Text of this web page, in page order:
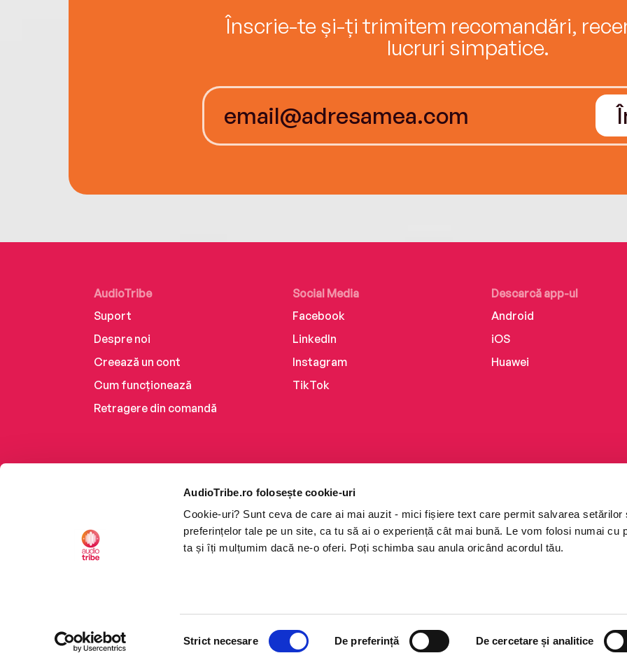
AudioTribe.ro folosește cookie-uri
Cookie-uri? Sunt ceva de care ai mai auzit - mici fișiere text care permit salvarea setărilor
preferințelor tale pe un site, ca tu să ai o experiență cât mai bună. Le vom folosi numai cu
ta și îți mulțumim dacă ne-o oferi. Poți schimba sau anula oricând acordul tău.
Strict necesare De preferință De cercetare și analitice
Înscrie-te și-ți trimitem recomandări,
lucruri simpatice.
AudioTribe
Suport
Despre noi
Creează un cont
Cum funcționează
Retragere din comandă
Social Media
Facebook
LinkedIn
Instagram
TikTok
Descarcă app-ul
Android
iOS
Huawei
©2026 Nemo EPG SRL. Toate drepturile rezervate.